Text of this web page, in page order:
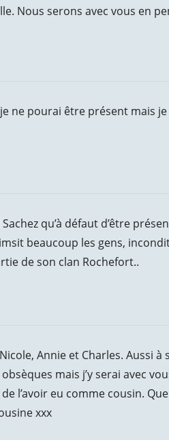
Nous serons avec vous en
ne pourai être présent mais
qu’à défaut d’être
beaucoup les gens,
de son clan Rochefort..
Annie et Charles. Aussi à
mais j’y serai avec
l’avoir eu comme cousin.
xxx